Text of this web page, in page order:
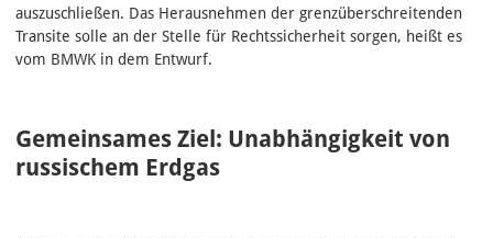
auszuschließen. Das Herausnehmen der grenzüberschreitenden
Transite solle an der Stelle für Rechtssicherheit sorgen, heißt es
vom BMWK in dem Entwurf.
Gemeinsames Ziel: Unabhängigkeit von
russischem Erdgas